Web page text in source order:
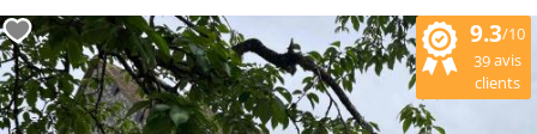
9.3/10
39avis
clients